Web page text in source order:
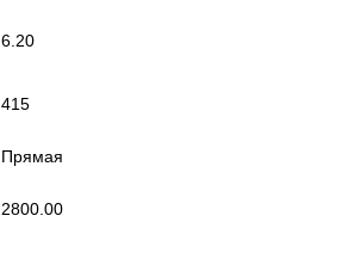
6.20
415
Прямая
2800.00